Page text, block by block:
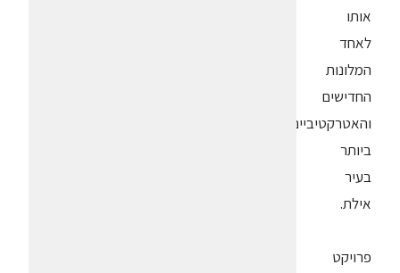
אותו
לאחד
המלונות
החדישים
והאטרקטיביים
ביותר
בעיר
אילת.
פרויקט